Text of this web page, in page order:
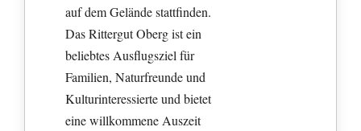
auf dem Gelände stattfinden.
Das Rittergut Oberg ist ein
beliebtes Ausflugsziel für
Familien, Naturfreunde und
Kulturinteressierte und bietet
eine willkommene Auszeit